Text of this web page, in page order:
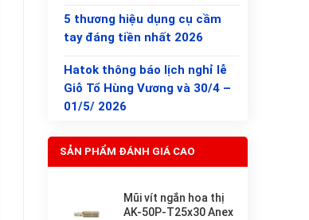
5 thương hiệu dụng cụ cầm
tay đáng tiền nhất 2026
Hatok thông báo lịch nghỉ lễ
Giỗ Tổ Hùng Vương và 30/4 –
01/5/ 2026
SẢN PHẨM ĐÁNH GIÁ CAO
Mũi vít ngắn hoa thị
AK-50P-T25x30 Anex